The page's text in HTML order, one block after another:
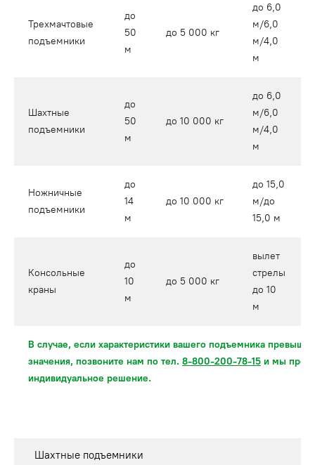
Трехмачтовые
подъемники
до
50
м
до 5 000 кг
до 6,0
м/6,0
м/4,0
м
Шахтные
подъемники
до
50
м
до 10 000 кг
до 6,0
м/6,0
м/4,0
м
Ножничные
подъемники
до
14
м
до 10 000 кг
до 15,0
м/до
15,0 м
Консольные
краны
до
10
м
до 5 000 кг
вылет
стрелы
до 10
м
В случае, если характеристики вашего подъемника
значения, позвоните нам по тел. 8-800-200-78-15 и мы
индивидуальное решение.
Шахтные подъемники